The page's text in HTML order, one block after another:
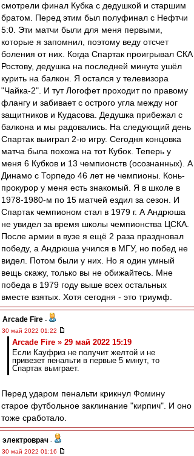
смотрели финал Кубка с дедушкой и старшим
братом. Перед этим был полуфинал с Нефтчи
5:0. Эти матчи были для меня первыми,
которые я запомнил, поэтому веду отсчет
боления от них. Когда Спартак проигрывал СКА
Ростову, дедушка на последней минуте ушёл
курить на балкон. Я остался у телевизора
"Чайка-2". И тут Логофет проходит по правому
флангу и забивает с острого угла между ног
защитников и Кудасова. Дедушка прибежал с
балкона и мы радовались. На следующий день
Спартак выиграл 2-ю игру. Сегодня концовка
матча была похожа на тот Кубок. Теперь у
меня 6 Кубков и 13 чемпионств (осознанных). А
Динамо с Торпедо 46 лет не чемпионы. Конь-
прокурор у меня есть знакомый. Я в школе в
1978-1980-м по 15 матчей ездил за сезон. И
Спартак чемпионом стал в 1979 г. А Андрюша
не увидел за время школы чемпионства ЦСКА.
После армии в вузе я ещё 2 раза праздновал
победу, а Андрюша учился в МГУ, но побед не
видел. Потом были у них. Но я один умный
вещь скажу, только вы не обижайтесь. Мне
победа в 1979 году выше всех остальных
вместе взятых. Хотя сегодня - это триумф.
Arcade Fire -
30 май 2022 01:22
Arcade Fire » 29 май 2022 15:19
Если Кауфриз не получит желтой и не
привезет пенальти в первые 5 минут, то
Спартак выиграет.
Перед ударом пенальти крикнул Фомину
старое футбольное заклинание "кирпич". И оно
тоже сработало.
электроврач -
30 май 2022 01:16